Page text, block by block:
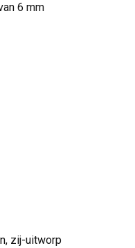
6 mm
zij-uitworp